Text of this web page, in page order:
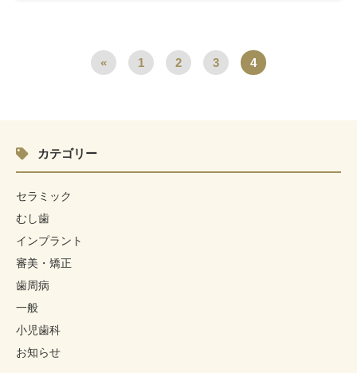
« 1 2 3 4
カテゴリー
セラミック
むし歯
インプラント
審美・矯正
歯周病
一般
小児歯科
お知らせ